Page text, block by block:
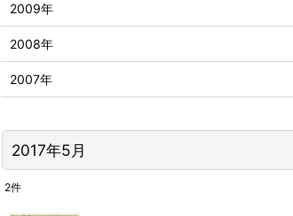
2017年5月
2件
2009年
2008年
2007年